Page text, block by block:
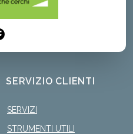
SERVIZIO CLIENTI
SERVIZI
STRUMENTI UTILI